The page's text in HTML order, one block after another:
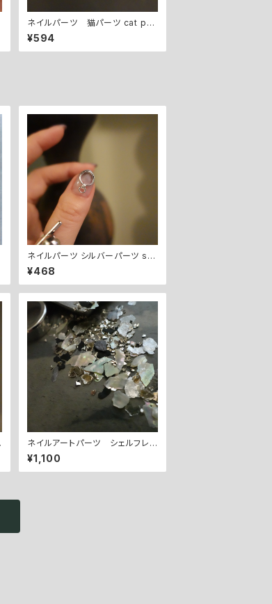
ネイルパーツ 猫パーツ cat par
ts - 3type
¥594
ネイルパーツ シルバーパーツ sil
ver point parts - A.
¥468
ネイルアートパーツ シェルフレ
ークミックス shell&flake mix-
3
¥1,100